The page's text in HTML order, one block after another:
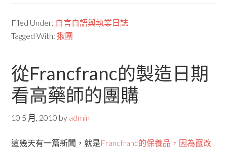
Filed Under: 自言自語與執業日誌
Tagged With:揪團
從Francfranc的製造日期
看高藥師的團購
10 5 月, 2010 by admin
這幾天有一篇新聞，就是Francfranc的保養品，因為竄改